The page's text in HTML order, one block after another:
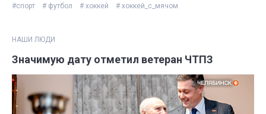
#спорт # футбол # хоккей # хоккей_с_мячом
НАШИ ЛЮДИ
Значимую дату отметил ветеран ЧТПЗ